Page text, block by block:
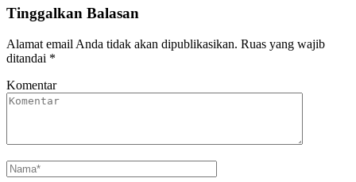
Tinggalkan Balasan
Alamat email Anda tidak akan dipublikasikan. Ruas yang wajib
ditandai *
Komentar